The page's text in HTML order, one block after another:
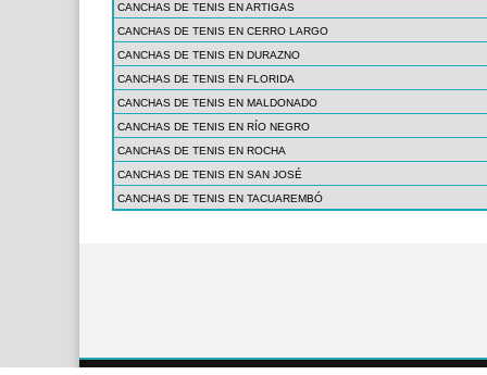
CANCHAS DE TENIS EN ARTIGAS
CANCHAS DE TENIS EN CERRO LARGO
CANCHAS DE TENIS EN DURAZNO
CANCHAS DE TENIS EN FLORIDA
CANCHAS DE TENIS EN MALDONADO
CANCHAS DE TENIS EN RÍO NEGRO
CANCHAS DE TENIS EN ROCHA
CANCHAS DE TENIS EN SAN JOSÉ
CANCHAS DE TENIS EN TACUAREMBÓ